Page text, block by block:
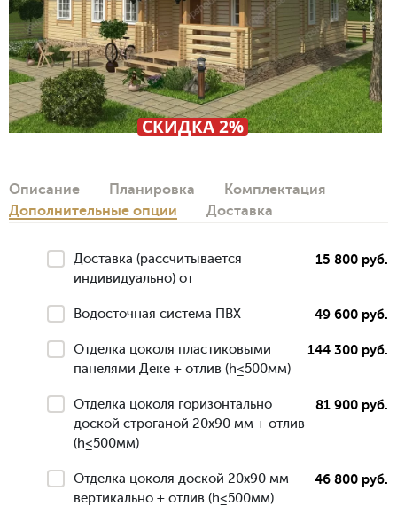
СКИДКА 2%
Описание Планировка
Комплектация
Дополнительные опции
Доставка
Доставка (рассчитывается
индивидуально) от
15 800 руб.
Водосточная система ПВХ 49 600 руб.
Отделка цоколя пластиковыми
панелями Деке + отлив (h≤500мм)
144 300 руб.
Отделка цоколя горизонтально
доской строганой 20х90 мм + отлив
(h≤500мм)
81 900 руб.
Отделка цоколя доской 20х90 мм
вертикально + отлив (h≤500мм)
46 800 руб.